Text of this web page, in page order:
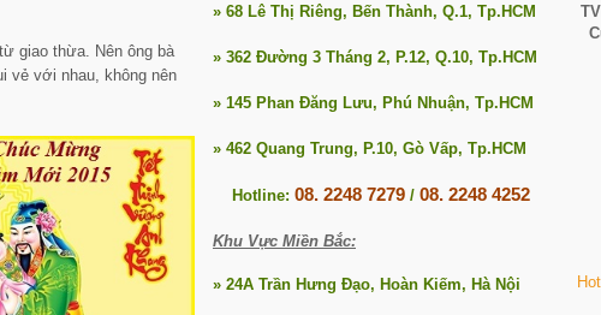
giao thừa. Nên ông bà
vẻ với nhau, không nên
» 68 Lê Thị Riêng, Bến Thành, Q.1, Tp.HCM
» 362 Đường 3 Tháng 2, P.12, Q.10, Tp.HCM
» 145 Phan Đăng Lưu, Phú Nhuận, Tp.HCM
» 462 Quang Trung, P.10, Gò Vấp, Tp.HCM
Hotline: 08. 2248 7279 / 08. 2248 4252
Khu Vực Miền Bắc:
» 24A Trần Hưng Đạo, Hoàn Kiếm, Hà Nội